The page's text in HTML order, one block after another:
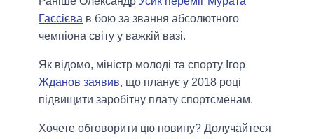
Гассієва в бою за звання абсолютного
чемпіона світу у важкій вазі.
Як відомо, міністр молоді та спорту Ігор
Жданов заявив, що планує у 2018 році
підвищити заробітну плату спортсменам.
Хочете обговорити цю новину? Долучайтеся